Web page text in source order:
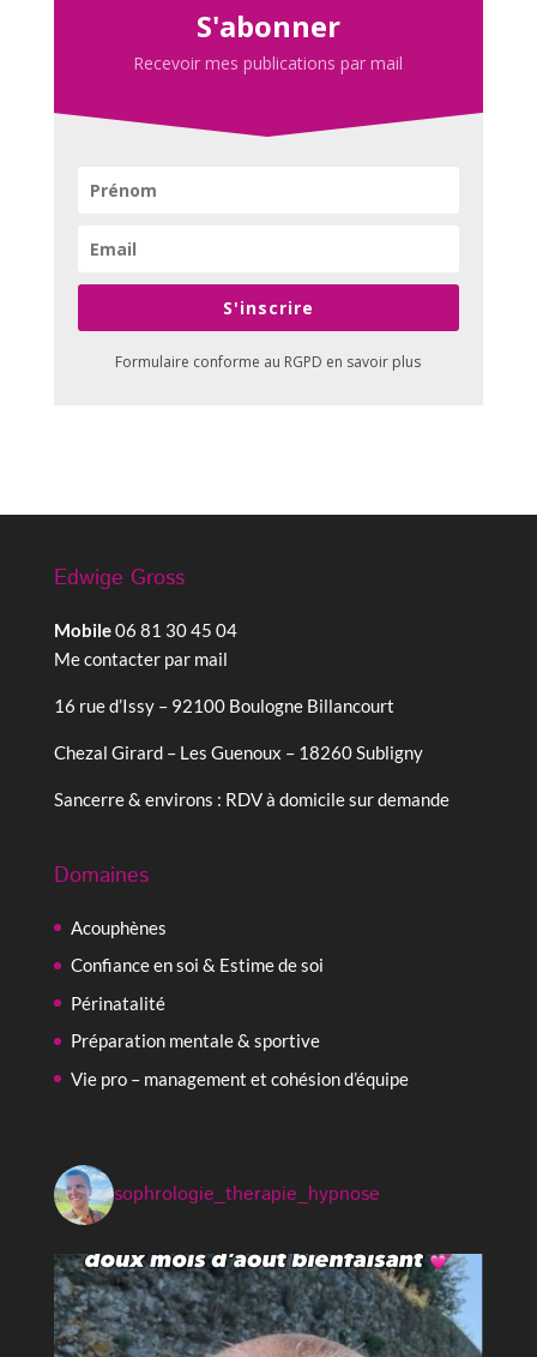
S'abonner
Recevoir mes publications par mail
S'inscrire
Formulaire conforme au RGPD en savoir plus
Edwige Gross
Mobile06 81 30 45 04
Me contacter par mail
16 rue d’Issy – 92100 Boulogne Billancourt
Chezal Girard – Les Guenoux – 18260 Subligny
Sancerre & environs : RDV à domicile sur demande
Domaines
Acouphènes
Confiance en soi & Estime de soi
Périnatalité
Préparation mentale & sportive
Vie pro – management et cohésion d’équipe
sophrologie_therapie_hypnose